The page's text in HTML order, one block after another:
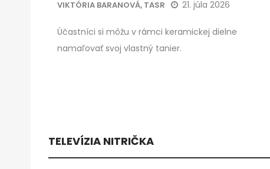
VIKTÓRIA BARANOVÁ, TASR 21. júla 2026
Účastníci si môžu v rámci keramickej dielne
namaľovať svoj vlastný tanier.
TELEVÍZIA NITRIČKA